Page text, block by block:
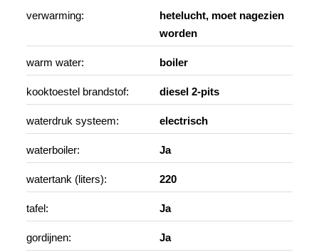
verwarming:
hetelucht, moet nagezien
worden
warm water: boiler
kooktoestel brandstof: diesel 2-pits
waterdruk systeem: electrisch
waterboiler: Ja
watertank (liters): 220
tafel: Ja
gordijnen: Ja